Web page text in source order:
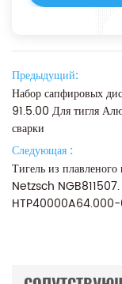
Предыдущий:
Набор сапфировых
91.5.00 Для тигля
сварки
Следующая :
Тигель из
Netzsch NGB811507.